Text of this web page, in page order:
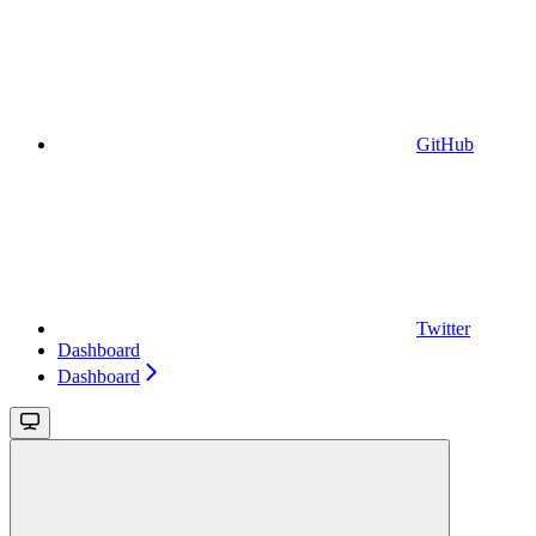
GitHub
Twitter
Dashboard
Dashboard